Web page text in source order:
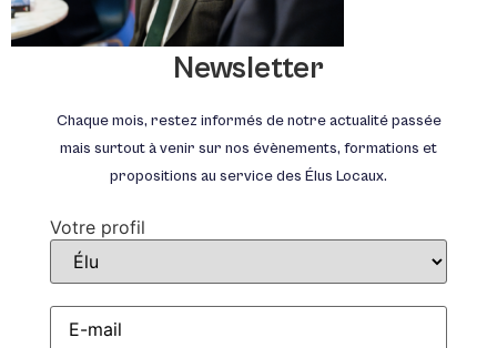
Newsletter
Chaque mois, restez informés de notre actualité passée
mais surtout à venir sur nos évènements, formations et
propositions au service des Élus Locaux.
Votre profil
E-
mail*